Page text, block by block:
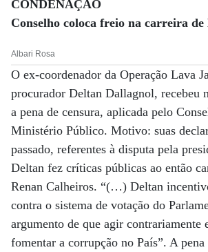
CONDENAÇÃO
Conselho coloca freio na carreira
Albari Rosa
O ex-coordenador da Operação Lava
procurador Deltan Dallagnol, recebeu
a pena de censura, aplicada pelo
Ministério Público. Motivo: suas
passado, referentes à disputa pela
Deltan fez críticas públicas ao então
Renan Calheiros. “(…) Deltan
contra o sistema de votação do
argumento de que agir contrariamente
fomentar a corrupção no País”. A pena